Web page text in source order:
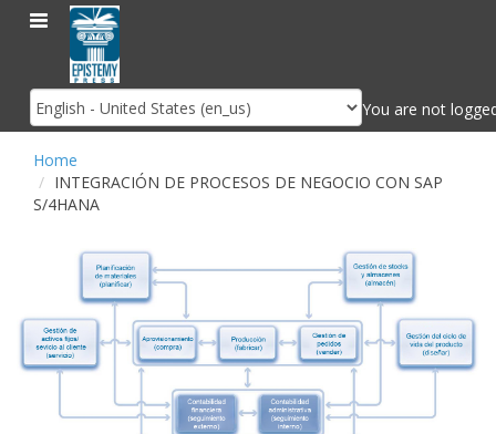
Toggle
navigation
epistemy
Language You are not
Home
INTEGRACIÓN DE PROCESOS DE NEGOCIO CON SAP
S/4HANA